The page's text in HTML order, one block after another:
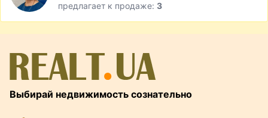
предлагает к продаже: 3
Выбирай недвижимость сознательно